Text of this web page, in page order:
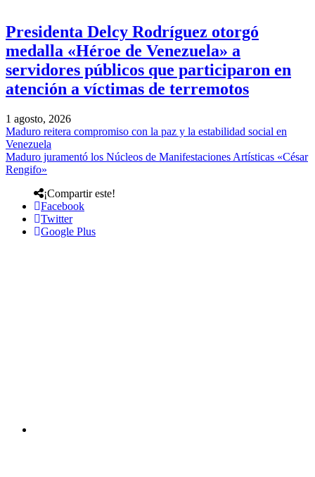
Presidenta Delcy Rodríguez otorgó
medalla «Héroe de Venezuela» a
servidores públicos que participaron en
atención a víctimas de terremotos
1 agosto, 2026
Maduro reitera compromiso con la paz y la estabilidad social en
Venezuela
Maduro juramentó los Núcleos de Manifestaciones Artísticas «César
Rengifo»
¡Compartir este!
Facebook
Twitter
Google Plus